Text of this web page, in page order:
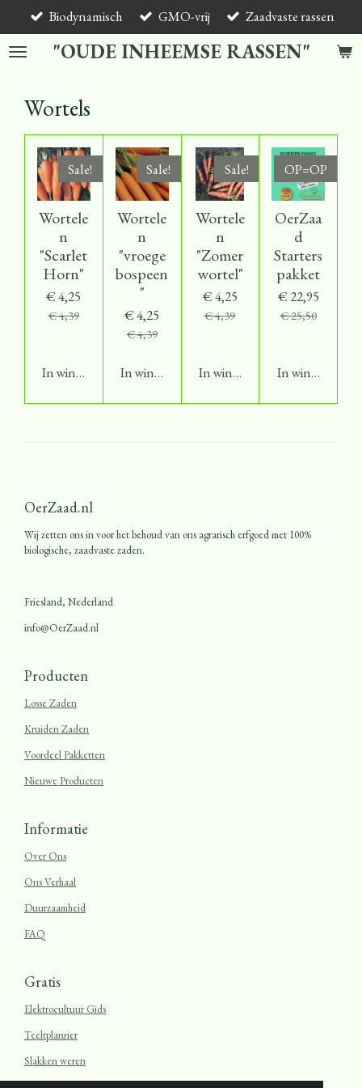
direct
naar
hoofdinhoud
"OUDE INHEEMSE RASSEN"
Biodynamisch GMO-vrij Zaadvaste rassen
Wortels
Sale!
Wortele
n
"Scarlet
Horn"
€ 4,25
€ 4,39
In winkelwagen
Sale!
Wortele
n
"vroege
bospeen
"
€ 4,25
€ 4,39
In winkelwagen
Sale!
Wortele
n
"Zomer
wortel"
€ 4,25
€ 4,39
In winkelwagen
OP=OP
OerZaa
d
Starters
pakket
€ 22,95
€ 25,50
In winkelwagen
OerZaad.nl
Wij zetten ons in voor het behoud van ons agrarisch erfgoed met 100%
biologische, zaadvaste zaden.
Friesland, Nederland
info@OerZaad.nl
Producten
Losse Zaden
Kruiden Zaden
Voordeel Pakketten
Nieuwe Producten
Informatie
Over Ons
Ons Verhaal
Duurzaamheid
FAQ
Gratis
Elektrocultuur Gids
Teeltplanner
Slakken weren